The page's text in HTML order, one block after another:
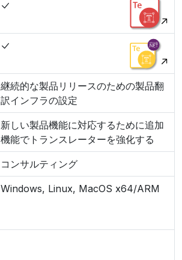
継続的な製品リリースのための製品翻
訳インフラの設定
新しい製品機能に対応するために追加
機能でトランスレーターを強化する
コンサルティング
Windows, Linux, MacOS x64/ARM